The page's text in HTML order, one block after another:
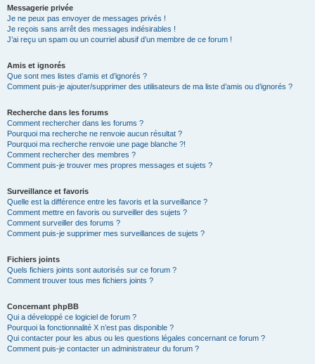
Messagerie privée
Je ne peux pas envoyer de messages privés !
Je reçois sans arrêt des messages indésirables !
J’ai reçu un spam ou un courriel abusif d’un membre de ce forum !
Amis et ignorés
Que sont mes listes d’amis et d’ignorés ?
Comment puis-je ajouter/supprimer des utilisateurs de ma liste d’amis ou d’ignorés ?
Recherche dans les forums
Comment rechercher dans les forums ?
Pourquoi ma recherche ne renvoie aucun résultat ?
Pourquoi ma recherche renvoie une page blanche ?!
Comment rechercher des membres ?
Comment puis-je trouver mes propres messages et sujets ?
Surveillance et favoris
Quelle est la différence entre les favoris et la surveillance ?
Comment mettre en favoris ou surveiller des sujets ?
Comment surveiller des forums ?
Comment puis-je supprimer mes surveillances de sujets ?
Fichiers joints
Quels fichiers joints sont autorisés sur ce forum ?
Comment trouver tous mes fichiers joints ?
Concernant phpBB
Qui a développé ce logiciel de forum ?
Pourquoi la fonctionnalité X n’est pas disponible ?
Qui contacter pour les abus ou les questions légales concernant ce forum ?
Comment puis-je contacter un administrateur du forum ?